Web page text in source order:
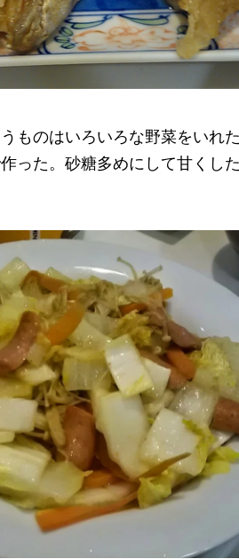
ものはいろいろな野菜をいれ
った。砂糖多めにして甘くし